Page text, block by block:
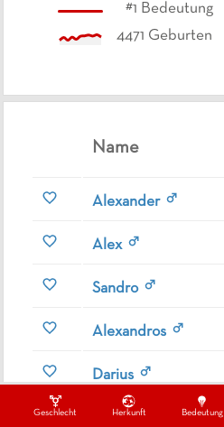
Geschlecht Herkunft Bedeutung
#1 Bedeutung
4471 Geburten
Name
Alexander
Alex
Sandro
Alexandros
Darius
Alasdair